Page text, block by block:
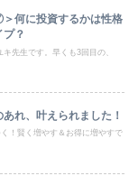
何に投資するかは性格
？
先生です。早くも3回目の、
れ、叶えられました！
！賢く増やす＆お得に増やすで